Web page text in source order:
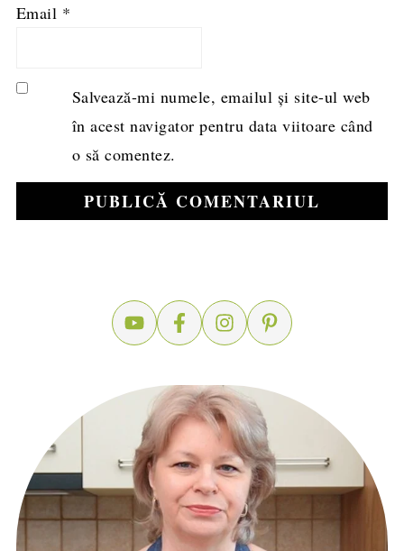
Email *
Salvează-mi numele, emailul și site-ul web
în acest navigator pentru data viitoare când
o să comentez.